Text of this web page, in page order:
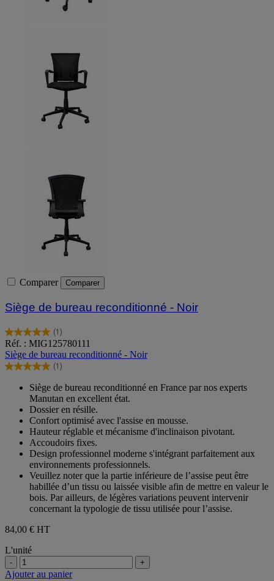
Comparer Comparer
Siège de bureau reconditionné - Noir
(1)
5.0
sur
5
étoiles.
avis
Réf. : MIG125780111
Siège de bureau reconditionné - Noir
(1)
5.0
étoiles.
avis
Siège de bureau reconditionné en France par nos experts
Manutan en excellent état.
Dossier en résille.
Confort optimisé avec l'assise en mousse.
Hauteur réglable et mécanisme d'inclinaison pivotant.
Accoudoirs fixes.
Design professionnel moderne s'intégrant parfaitement aux
environnements professionnels.
Veuillez noter que la partie inférieure de l’assise peut être
habillée d’un tissu ou laissée visible afin de mettre en valeur le
bois. Par ailleurs, de légères variations peuvent intervenir
concernant la typologie de tissu utilisée pour l’assise.
84,00 € HT
L'unité
- +
Ajouter au panier